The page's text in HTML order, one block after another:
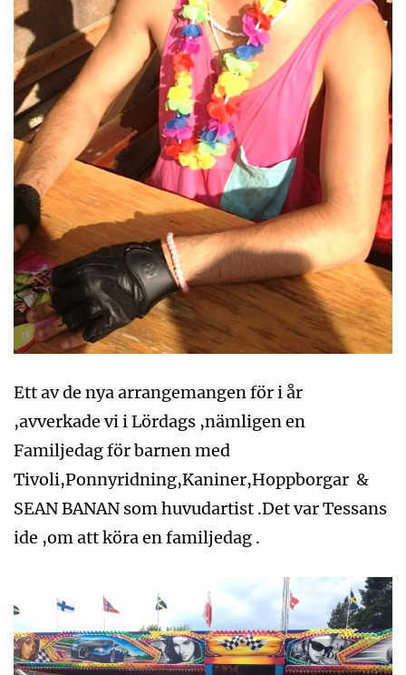
Ett av de nya arrangemangen för i år
,avverkade vi i Lördags ,nämligen en
Familjedag för barnen med
Tivoli,Ponnyridning,Kaniner,Hoppborgar &
SEAN BANAN som huvudartist .Det var Tessans
ide ,om att köra en familjedag .